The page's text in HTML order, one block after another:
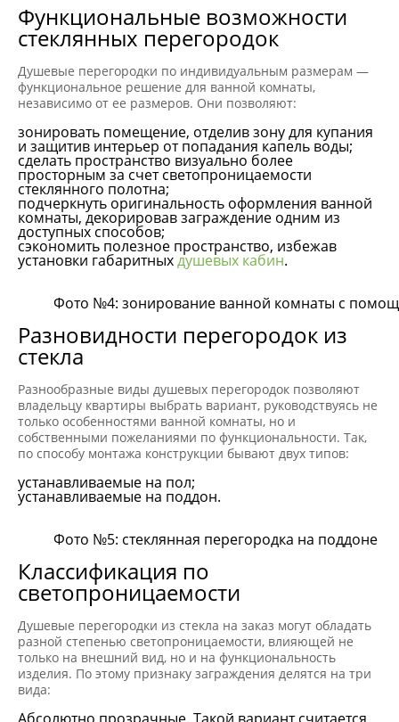
Функциональные возможности
стеклянных перегородок
Душевые перегородки по индивидуальным размерам —
функциональное решение для ванной комнаты,
независимо от ее размеров. Они позволяют:
зонировать помещение, отделив зону для купания
и защитив интерьер от попадания капель воды;
сделать пространство визуально более
просторным за счет светопроницаемости
стеклянного полотна;
подчеркнуть оригинальность оформления ванной
комнаты, декорировав заграждение одним из
доступных способов;
сэкономить полезное пространство, избежав
установки габаритныхдушевых кабин.
Фото №4: зонирование ванной комнаты с
Разновидности перегородок из
стекла
Разнообразные виды душевых перегородок позволяют
владельцу квартиры выбрать вариант, руководствуясь не
только особенностями ванной комнаты, но и
собственными пожеланиями по функциональности. Так,
по способу монтажа конструкции бывают двух типов:
устанавливаемые на пол;
устанавливаемые на поддон.
Фото №5: стеклянная перегородка на поддоне
Классификация по
светопроницаемости
Душевые перегородки из стекла на заказ могут обладать
разной степенью светопроницаемости, влияющей не
только на внешний вид, но и на функциональность
изделия. По этому признаку заграждения делятся на три
вида: